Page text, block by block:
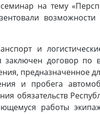
на тему
и
договор по
предназначенное
и пробега
обязательств
работы